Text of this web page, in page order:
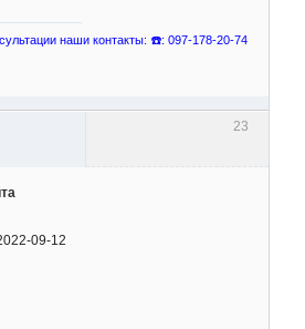
наши контакты: ☎️: 097-178-20-74
23
09-12